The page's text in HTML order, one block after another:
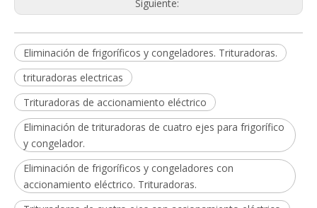
Siguiente:
Eliminación de frigoríficos y congeladores. Trituradoras.
trituradoras electricas
Trituradoras de accionamiento eléctrico
Eliminación de trituradoras de cuatro ejes para frigorífico
y congelador.
Eliminación de frigoríficos y congeladores con
accionamiento eléctrico. Trituradoras.